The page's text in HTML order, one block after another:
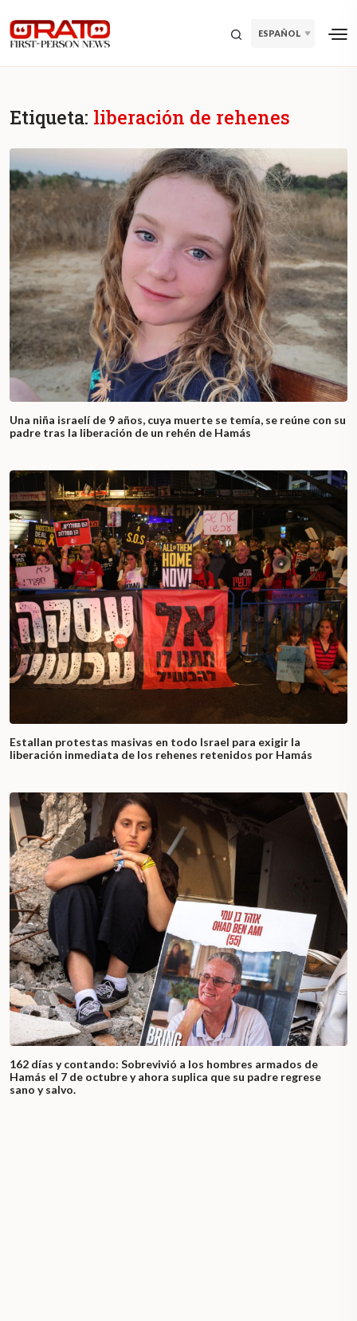
ESPAÑOL
Etiqueta: liberación de rehenes
Una niña israelí de 9 años, cuya muerte se temía, se reúne con su
padre tras la liberación de un rehén de Hamás
Estallan protestas masivas en todo Israel para exigir la
liberación inmediata de los rehenes retenidos por Hamás
162 días y contando: Sobrevivió a los hombres armados de
Hamás el 7 de octubre y ahora suplica que su padre regrese
sano y salvo.